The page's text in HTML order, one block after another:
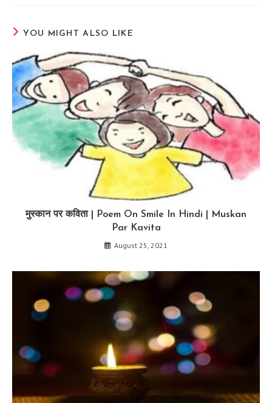
YOU MIGHT ALSO LIKE
मुस्कान पर कविता | Poem On Smile In Hindi | Muskan
Par Kavita
August 25, 2021